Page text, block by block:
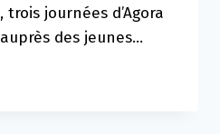
journées d’Agora
des jeunes…